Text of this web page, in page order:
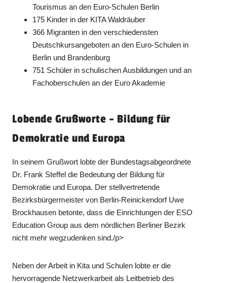
Tourismus an den Euro-Schulen Berlin
175 Kinder in der KITA Waldräuber
366 Migranten in den verschiedensten
Deutschkursangeboten an den Euro-Schulen in
Berlin und Brandenburg
751 Schüler in schulischen Ausbildungen und an
Fachoberschulen an der Euro Akademie
Lobende Grußworte – Bildung für
Demokratie und Europa
In seinem Grußwort lobte der Bundestagsabgeordnete
Dr. Frank Steffel die Bedeutung der Bildung für
Demokratie und Europa. Der stellvertretende
Bezirksbürgermeister von Berlin-Reinickendorf Uwe
Brockhausen betonte, dass die Einrichtungen der ESO
Education Group aus dem nördlichen Berliner Bezirk
nicht mehr wegzudenken sind./p>
Neben der Arbeit in Kita und Schulen lobte er die
hervorragende Netzwerkarbeit als Leitbetrieb des